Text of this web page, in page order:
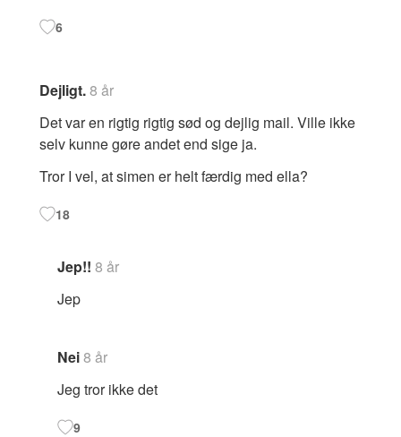
6
Dejligt.8 år
Det var en rigtig rigtig sød og dejlig mail. Ville ikke
selv kunne gøre andet end sige ja.
Tror I vel, at simen er helt færdig med ella?
18
Jep!! 8 år
Jep
Nei8 år
Jeg tror ikke det
9